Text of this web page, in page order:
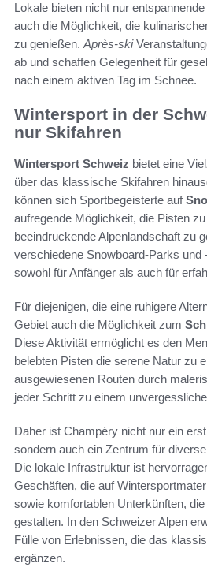
Lokale bieten nicht nur
auch die Möglichkeit, die
zu genießen. Après-ski
ab und schaffen Gelegenheit für
nach einem aktiven Tag im Schnee.
Wintersport in der
nur Skifahren
Wintersport Schweiz bietet eine
über das klassische Skifahren
können sich Sportbegeisterte auf
aufregende Möglichkeit, die Pisten
beeindruckende Alpenlandschaft zu
verschiedene Snowboard-Parks und
sowohl für Anfänger als auch für
Für diejenigen, die eine ruhigere
Gebiet auch die Möglichkeit zum
Diese Aktivität ermöglicht es den
belebten Pisten die serene Natur zu
ausgewiesenen Routen durch
jeder Schritt zu einem
Daher ist Champéry nicht nur ein
sondern auch ein Zentrum für
Die lokale Infrastruktur ist
Geschäften, die auf
sowie komfortablen Unterkünften,
gestalten. In den Schweizer Alpen
Fülle von Erlebnissen, die das
ergänzen.